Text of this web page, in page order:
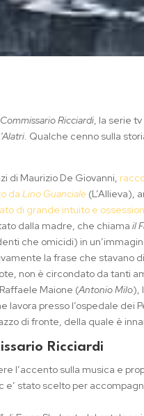
Ricciardi, la serie
. Qualche cenno sulla
di Maurizio De Giovanni,
daLino Guanciale (L’Allieva),
di grande intuito e
dalla madre, che chiamail
che omicidi) in
la frase che stavano
non è circondato da tanti
Maione (Antonio Milo),
lavora presso l’ospedale dei
di fronte, della quale è
Ricciardi
l’accento sulla musica e
stato scelto per